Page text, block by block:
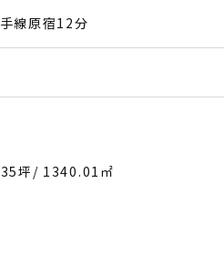
線原宿12分
坪 / 1340.01㎡